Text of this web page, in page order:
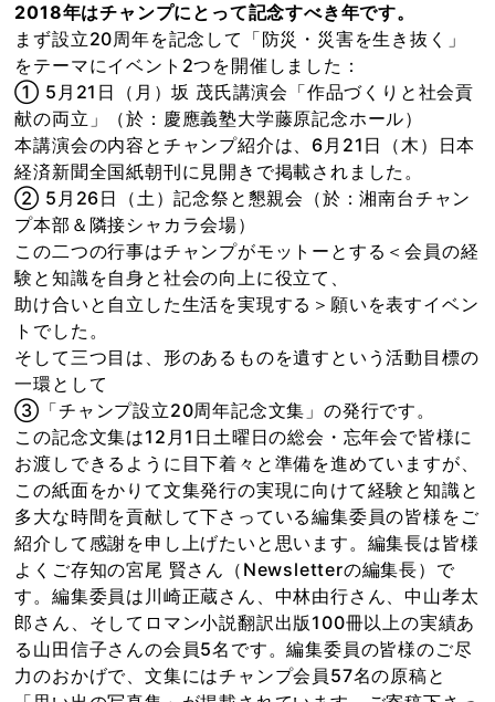
2018年はチャンプにとって記念すべき年です。
まず設立20周年を記念して「防災・災害を生き抜く」
をテーマにイベント2つを開催しました：
① 5月21日（月）坂 茂氏講演会「作品づくりと社会貢
献の両立」（於：慶應義塾大学藤原記念ホール）
本講演会の内容とチャンプ紹介は、6月21日（木）日本
経済新聞全国紙朝刊に見開きで掲載されました。
② 5月26日（土）記念祭と懇親会（於：湘南台チャン
プ本部＆隣接シャカラ会場）
この二つの行事はチャンプがモットーとする＜会員の経
験と知識を自身と社会の向上に役立て、
助け合いと自立した生活を実現する＞願いを表すイベン
トでした。
そして三つ目は、形のあるものを遺すという活動目標の
一環として
③「チャンプ設立20周年記念文集」の発行です。
この記念文集は12月1日土曜日の総会・忘年会で皆様に
お渡しできるように目下着々と準備を進めていますが、
この紙面をかりて文集発行の実現に向けて経験と知識と
多大な時間を貢献して下さっている編集委員の皆様をご
紹介して感謝を申し上げたいと思います。編集長は皆様
よくご存知の宮尾 賢さん（Newsletterの編集長）で
す。編集委員は川崎正蔵さん、中林由行さん、中山孝太
郎さん、そしてロマン小説翻訳出版100冊以上の実績あ
る山田信子さんの会員5名です。編集委員の皆様のご尽
力のおかげで、文集にはチャンプ会員57名の原稿と